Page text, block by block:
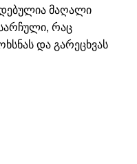
მაღალი
სარჩული, რაც
და გარეცხვას